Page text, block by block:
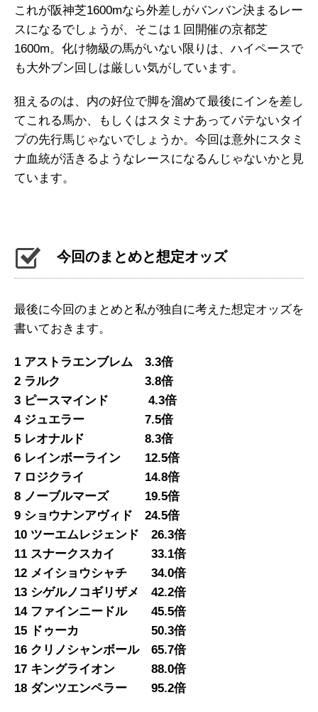
これが阪神芝1600mなら外差しがバンバン決まるレー
スになるでしょうが、そこは１回開催の京都芝
1600m。化け物級の馬がいない限りは、ハイペースで
も大外ブン回しは厳しい気がしています。
狙えるのは、内の好位で脚を溜めて最後にインを差し
てこれる馬か、もしくはスタミナあってバテないタイ
プの先行馬じゃないでしょうか。今回は意外にスタミ
ナ血統が活きるようなレースになるんじゃないかと見
ています。
今回のまとめと想定オッズ
最後に今回のまとめと私が独自に考えた想定オッズを
書いておきます。
1 アストラエンブレム 3.3倍
2 ラルク 3.8倍
3 ピースマインド 4.3倍
4 ジュエラー 7.5倍
5 レオナルド 8.3倍
6 レインボーライン 12.5倍
7 ロジクライ 14.8倍
8 ノーブルマーズ 19.5倍
9 ショウナンアヴィド 24.5倍
10 ツーエムレジェンド 26.3倍
11 スナークスカイ 33.1倍
12 メイショウシャチ 34.0倍
13 シゲルノコギリザメ 42.2倍
14 ファインニードル 45.5倍
15 ドゥーカ 50.3倍
16 クリノシャンボール 65.7倍
17 キングライオン 88.0倍
18 ダンツエンペラー 95.2倍